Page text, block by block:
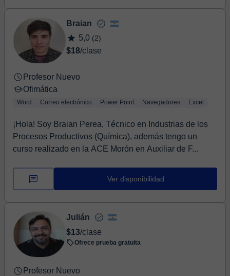
Braian
5,0 (2)
$18/clase
Profesor Nuevo
Ofimática
Word Correo electrónico Power Point Navegadores Excel
¡Hola! Soy Braian Perea, Técnico en Industrias de los
Procesos Productivos (Química), además tengo un
curso realizado en la ACE Morón en Auxiliar de F...
Ver disponibilidad
Julián
$13/clase
Ofrece prueba gratuita
Profesor Nuevo